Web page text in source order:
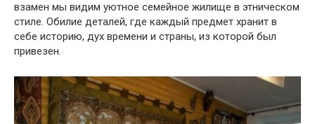
взамен мы видим уютное семейное жилище в этническом
стиле. Обилие деталей, где каждый предмет хранит в
себе историю, дух времени и страны, из которой был
привезен.